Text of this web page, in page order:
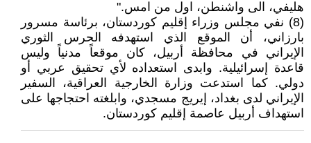
هليفي، الى واشنطن، اول من امس."
(8) نفي مجلس وزراء إقليم كوردستان، برئاسة مسرور
بارزاني، أن الموقع الذي استهدفه الحرس الثوري
الإيراني في محافظة أربيل، كان موقعاً مدنياً وليس
قاعدة إسرائيلية. وابدى استعداده لأي تحقيق عربي أو
دولي. كما استدعت وزارة الخارجية العراقية، السفير
الإيراني لدى بغداد، إيريج مسجدي، وابلغته احتجاجها على
استهداف أربيل عاصمة إقليم كوردستان.